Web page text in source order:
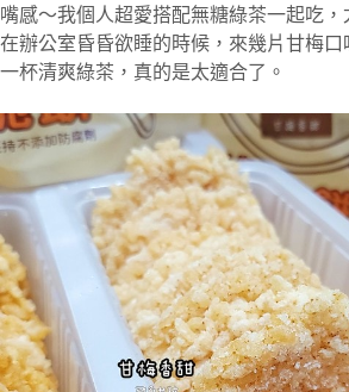
嘴感～我個人超愛搭配無糖綠茶一起吃
在辦公室昏昏欲睡的時候，來幾片甘梅口
一杯清爽綠茶，真的是太適合了。